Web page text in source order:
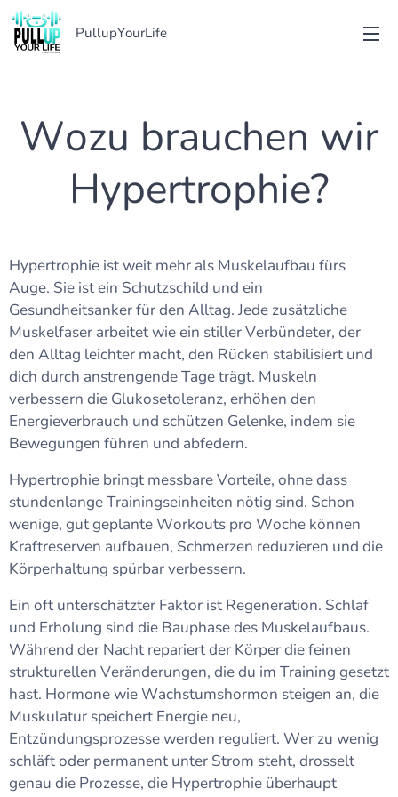
PullupYourLife
Wozu brauchen wir
Hypertrophie?
Hypertrophie ist weit mehr als Muskelaufbau fürs
Auge. Sie ist ein Schutzschild und ein
Gesundheitsanker für den Alltag. Jede zusätzliche
Muskelfaser arbeitet wie ein stiller Verbündeter, der
den Alltag leichter macht, den Rücken stabilisiert und
dich durch anstrengende Tage trägt. Muskeln
verbessern die Glukosetoleranz, erhöhen den
Energieverbrauch und schützen Gelenke, indem sie
Bewegungen führen und abfedern.
Hypertrophie bringt messbare Vorteile, ohne dass
stundenlange Trainingseinheiten nötig sind. Schon
wenige, gut geplante Workouts pro Woche können
Kraftreserven aufbauen, Schmerzen reduzieren und die
Körperhaltung spürbar verbessern.
Ein oft unterschätzter Faktor ist Regeneration. Schlaf
und Erholung sind die Bauphase des Muskelaufbaus.
Während der Nacht repariert der Körper die feinen
strukturellen Veränderungen, die du im Training gesetzt
hast. Hormone wie Wachstumshormon steigen an, die
Muskulatur speichert Energie neu,
Entzündungsprozesse werden reguliert. Wer zu wenig
schläft oder permanent unter Strom steht, drosselt
genau die Prozesse, die Hypertrophie überhaupt